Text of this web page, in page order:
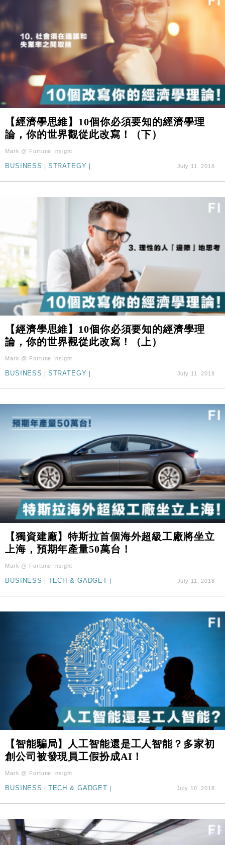
財經｜大摩削老鋪黃金目標價至505元 惟維持「增
13:49
本地｜華嫂冰室太子店涉提供失實資料 遭禁申請輸入
勞工一年
12:11
中國｜強颱風「白海豚」殘渦北上 上海取消逾900班
18:31
財經｜華僑銀行上半年淨利創新高 中期息增15%至
47仙
17:33
財經｜滙豐上調香港今年GDP預測至4.5% 看好貿易
16:47
本地｜假冒內地執法人員要求交「保證金」 43歲女子
損失近6900萬元
16:05
財經｜日經失守6.5萬點後回穩 全周仍升近2%
【經濟學思維】10個你必須要知的經濟學理
論，你的世界觀從此改寫！（下）
Mark @ Fortune Insight
BUSINESS STRATEGY July 11, 2018
【經濟學思維】10個你必須要知的經濟學理
論，你的世界觀從此改寫！（上）
Mark @ Fortune Insight
BUSINESS | STRATEGY | July 11, 2018
【獨資建廠】特斯拉首個海外超級工廠將坐立
上海，預期年產量50萬台！
Mark @ Fortune Insight
BUSINESS | TECH & GADGET | July 11, 2018
【智能騙局】人工智能還是工人智能？多家初
創公司被發現員工假扮成AI！
Mark @ Fortune Insight
BUSINESS | TECH & GADGET | July 10, 2018